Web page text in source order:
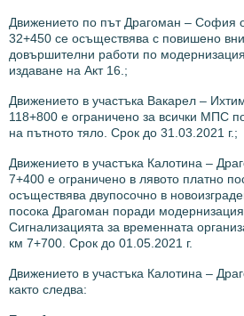
Движението по път Драгоман – София
32+450 се осъществява с повишено
довършителни работи по
издаване на Акт 16.;
Движението в участъка Вакарел –
118+800 е ограничено за всички МПС
на пътното тяло. Срок до 31.03.2021 г.;
Движението в участъка Калотина –
7+400 е ограничено в лявото платно
осъществява двупосочно в
посока Драгоман поради модернизация
Сигнализацията за временната
км 7+700. Срок до 01.05.2021 г.
Движението в участъка Калотина –
както следва: